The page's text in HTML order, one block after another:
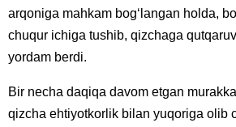
arqoniga mahkam bog‘langan holda,
chuqur ichiga tushib, qizchaga
yordam berdi.
Bir necha daqiqa davom etgan
qizcha ehtiyotkorlik bilan yuqoriga olib